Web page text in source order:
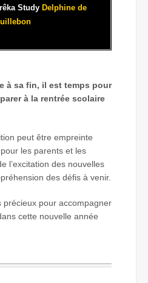
Study Delphine de
à sa fin, il est temps pour
à la rentrée scolaire
peut être empreinte
les parents et les
l’excitation des nouvelles
des défis à venir.
précieux pour accompagner
cette nouvelle année